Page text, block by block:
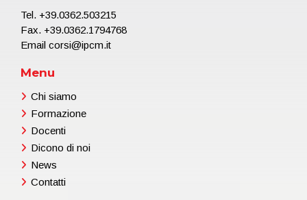
Tel. +39.0362.503215
Fax. +39.0362.1794768
Email corsi@ipcm.it
Menu
Chi siamo
Formazione
Docenti
Dicono di noi
News
Contatti